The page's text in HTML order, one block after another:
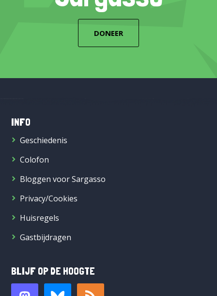
DONEER
INFO
Geschiedenis
Colofon
Bloggen voor Sargasso
Privacy/Cookies
Huisregels
Gastbijdragen
BLIJF OP DE HOOGTE